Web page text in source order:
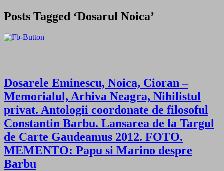
Posts Tagged ‘Dosarul Noica’
Dosarele Eminescu, Noica, Cioran –
Memorialul, Arhiva Neagra, Nihilistul
privat. Antologii coordonate de filosoful
Constantin Barbu. Lansarea de la Targul
de Carte Gaudeamus 2012. FOTO.
MEMENTO: Papu si Marino despre
Barbu